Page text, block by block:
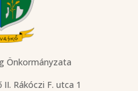
Önkormányzata
II. Rákóczi F. utca 1